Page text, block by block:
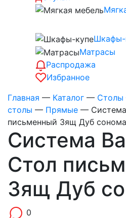
Шкафы-
Матрасы
Распродажа
Избранное
Главная — Каталог — Столы
столы — Прямые —
письменный 3ящ Дуб сонома
Система
Стол
3ящ Дуб
0